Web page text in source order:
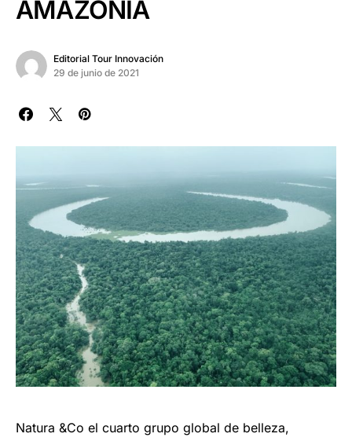
AMAZONÍA
Editorial Tour Innovación
29 de junio de 2021
Natura &Co el cuarto grupo global de belleza,